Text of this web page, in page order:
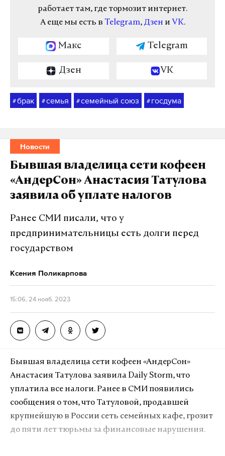
работает там, где тормозит интернет.
А еще мы есть в Telegram, Дзен и VK.
Макс Telegram
Дзен VK
#брак #семья #семейный союз # госдума
Новости
Бывшая владелица сети кофеен
«АндерСон» Анастасия Татулова
заявила об уплате налогов
Ранее СМИ писали, что у
предпринимательницы есть долги перед
государством
Ксения Поликарпова
15:06, 24 нояб. 2023
Бывшая владелица сети кофеен «АндерСон»
Анастасия Татулова заявила Daily Storm, что
уплатила все налоги. Ранее в СМИ появились
сообщения о том, что Татуловой, продавшей
крупнейшую в России сеть семейных кафе, грозит
до пяти лет тюрьмы за финансовые нарушения.